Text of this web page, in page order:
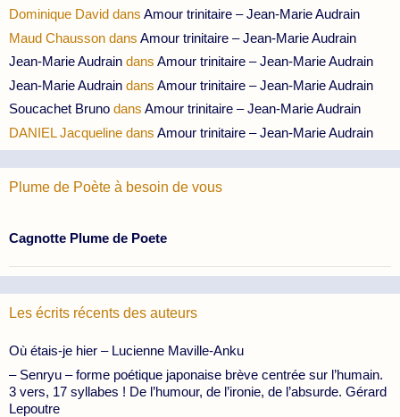
Dominique David dans Amour trinitaire – Jean-Marie Audrain
Maud Chausson dans Amour trinitaire – Jean-Marie Audrain
Jean-Marie Audrain dans Amour trinitaire – Jean-Marie Audrain
Jean-Marie Audrain dans Amour trinitaire – Jean-Marie Audrain
Soucachet Bruno dans Amour trinitaire – Jean-Marie Audrain
DANIEL Jacqueline dans Amour trinitaire – Jean-Marie Audrain
Plume de Poète à besoin de vous
Cagnotte Plume de Poete
Les écrits récents des auteurs
Où étais-je hier – Lucienne Maville-Anku
– Senryu – forme poétique japonaise brève centrée sur l’humain.
3 vers, 17 syllabes ! De l’humour, de l’ironie, de l’absurde. Gérard
Lepoutre